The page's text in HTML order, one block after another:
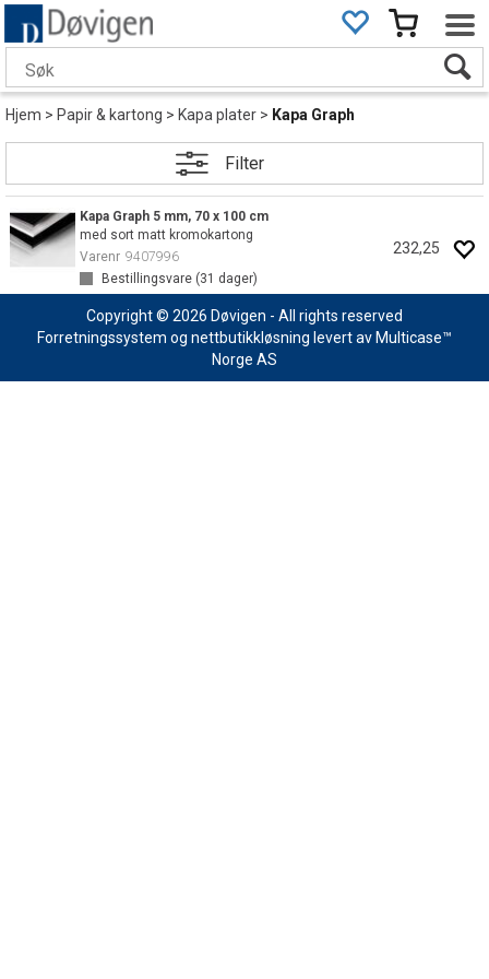
Hjem>Papir & kartong>Kapa plater> Kapa Graph
Filter
Kapa Graph 5 mm, 70 x 100 cm
med sort matt kromokartong
Varenr 9407996
Bestillingsvare (31 dager)
232,25
Copyright © 2026 Døvigen - All rights reserved
Forretningssystem og nettbutikkløsning levert av Multicase™
Norge AS